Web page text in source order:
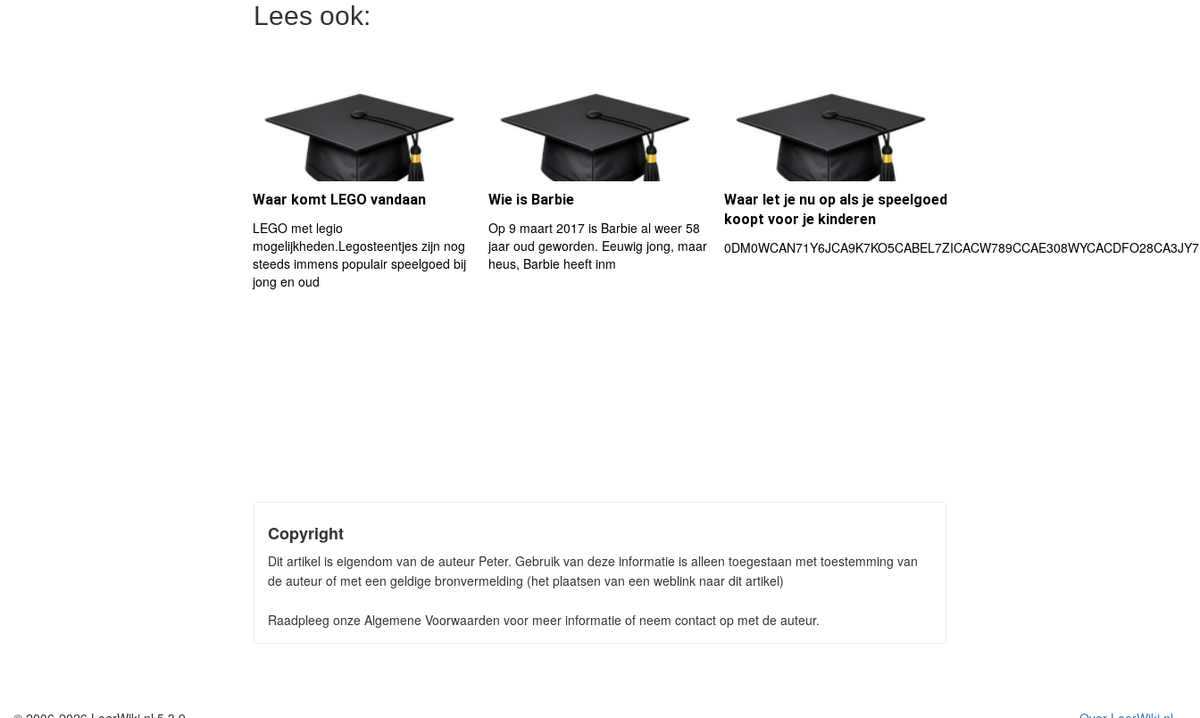
Lees ook:
Waar komt LEGO vandaan
LEGO met legio
mogelijkheden.Legosteentjes zijn nog
steeds immens populair speelgoed bij
jong en oud
Wie is Barbie
Op 9 maart 2017 is Barbie al weer 58
jaar oud geworden. Eeuwig jong, maar
heus, Barbie heeft inm
Waar let je nu op als je speelgoed
koopt voor je kinderen
Copyright
Dit artikel is eigendom van de auteur Peter. Gebruik van deze informatie is alleen toegestaan met toestemming van
de auteur of met een geldige bronvermelding (het plaatsen van een weblink naar dit artikel)
Raadpleeg onze Algemene Voorwaarden voor meer informatie of neem contact op met de auteur.